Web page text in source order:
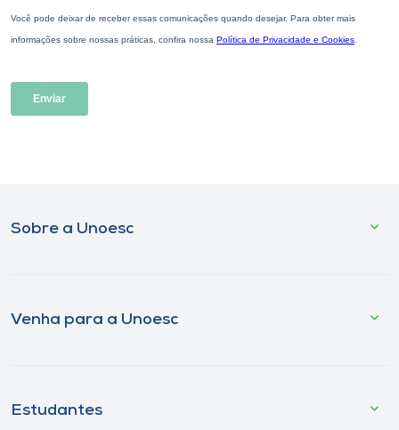
Sobre a Unoesc
Venha para a Unoesc
Estudantes